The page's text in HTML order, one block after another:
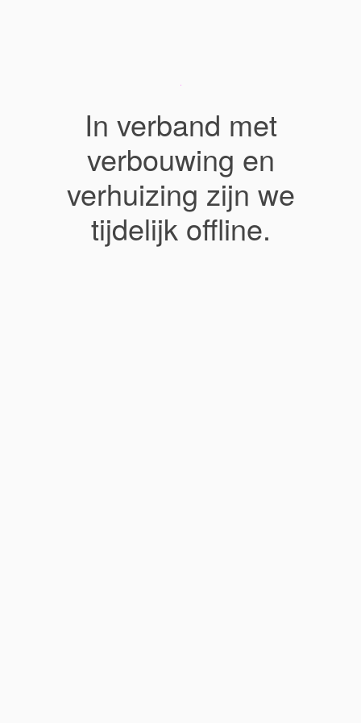
In verband met
verbouwing en
verhuizing zijn we
tijdelijk offline.